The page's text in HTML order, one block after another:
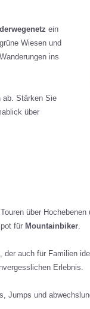
ein
Wiesen und
ins
ab. Stärken Sie
über
über
für Mountainbiker
auch für Familien
Erlebnis.
Jumps und